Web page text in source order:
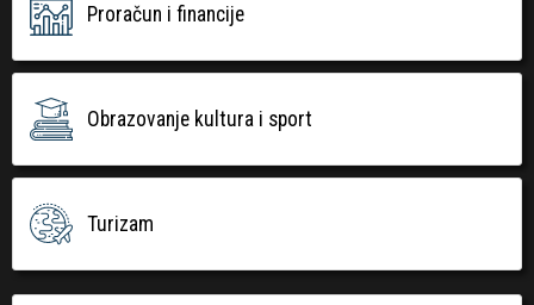
Proračun i financije
Obrazovanje kultura i sport
Turizam